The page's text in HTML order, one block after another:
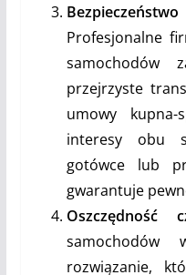
Profesjonalne
samochodów
przejrzyste
umowy kupna-
interesy obu
gotówce lub
gwarantuje
Oszczędność
rozwiązanie,